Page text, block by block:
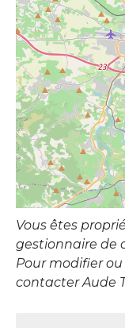
Vous êtes
gestionnaire de
Pour modifier
contacter Aude